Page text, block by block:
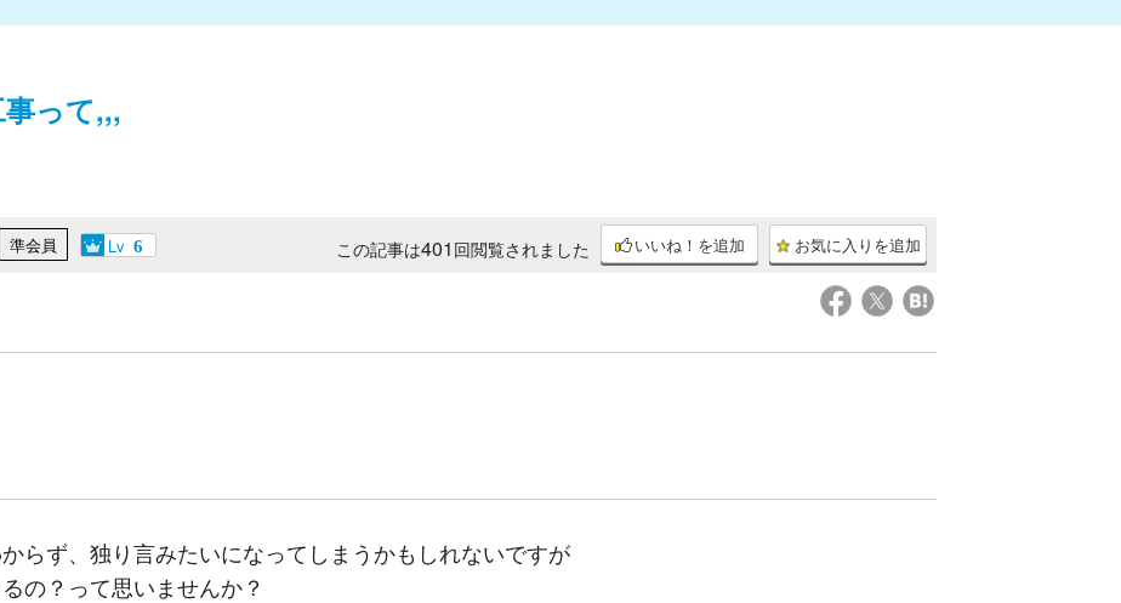
って,,,
準会員 Lv 6 この記事は401 回閲覧されました いいね！を追加 お気に入りを追加
らず、独り言みたいになってしまうかもしれないですが
の？って思いませんか？